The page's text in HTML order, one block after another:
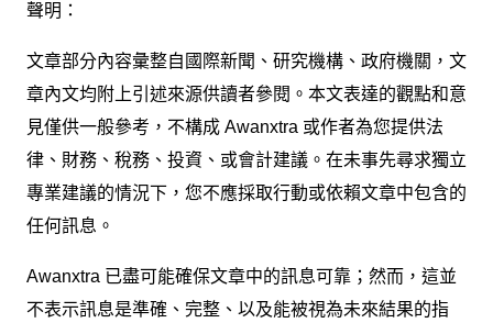
聲明：
文章部分內容彙整自國際新聞、研究機構、政府機關，文
章內文均附上引述來源供讀者參閱。本文表達的觀點和意
見僅供一般參考，不構成 Awanxtra 或作者為您提供法
律、財務、稅務、投資、或會計建議。在未事先尋求獨立
專業建議的情況下，您不應採取行動或依賴文章中包含的
任何訊息。
Awanxtra 已盡可能確保文章中的訊息可靠；然而，這並
不表示訊息是準確、完整、以及能被視為未來結果的指